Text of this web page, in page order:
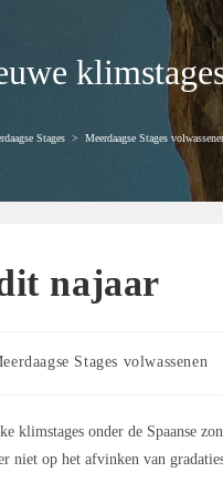
Stages > Meerdaagse Stages
najaar
Stages volwassenen
klimstages onder de Spaanse
niet op het afvinken van